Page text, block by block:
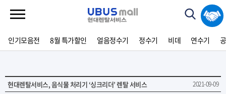
인기모음전 8월 특가할인 얼음정수기 정수기 비데 연수기
현대렌탈서비스, 음식물 처리기 ‘싱크리더’ 렌탈 서비스
2021-09-09